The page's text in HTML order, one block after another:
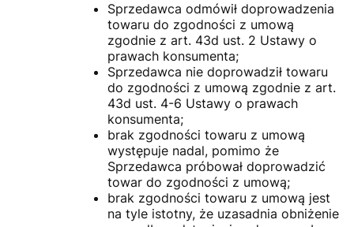
Sprzedawca odmówił doprowadzenia
towaru do zgodności z umową
zgodnie z art. 43d ust. 2 Ustawy o
prawach konsumenta;
Sprzedawca nie doprowadził towaru
do zgodności z umową zgodnie z art.
43d ust. 4-6 Ustawy o prawach
konsumenta;
brak zgodności towaru z umową
występuje nadal, pomimo że
Sprzedawca próbował doprowadzić
towar do zgodności z umową;
brak zgodności towaru z umową jest
na tyle istotny, że uzasadnia obniżenie